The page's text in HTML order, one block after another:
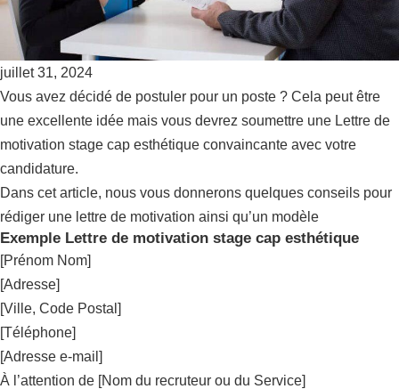
juillet 31, 2024
Vous avez décidé de postuler pour un poste ? Cela peut être
une excellente idée mais vous devrez soumettre une Lettre de
motivation stage cap esthétique convaincante avec votre
candidature.
Dans cet article, nous vous donnerons quelques conseils pour
rédiger une lettre de motivation ainsi qu’un modèle
Exemple Lettre de motivation stage cap esthétique
[Prénom Nom]
[Adresse]
[Ville, Code Postal]
[Téléphone]
[Adresse e-mail]
À l’attention de [Nom du recruteur ou du Service]